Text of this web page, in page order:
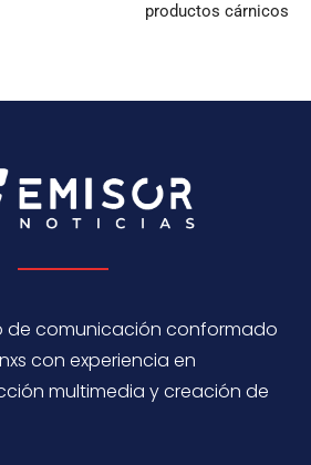
productos cárnicos
de comunicación conformado
con experiencia en
multimedia y creación de